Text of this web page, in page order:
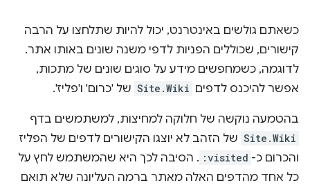
כשאתם גולשים באינטרנט, יכול להיות שתלחצו על הרבה
קישורים, שכוללים הפניות לדפי משנה שונים באותו אתר.
לדוגמה, כשמחפשים מידע על סוגים שונים של מתכות,
אפשר להיכנס לדפים Site.Wiki של 'כרום' ו'פליז'.
בהטמעה נוקשה של חלוקה למחיצות, למשתמשים בדף
Site.Wiki של הזהב לא יוצגו הקישורים לדפים של הפליז
והכרום כ- :visited . הסיבה לכך היא שהמשתמש לחץ על
כל אחד מהדפים האלה מאתר ברמה העליונה שלא תואם